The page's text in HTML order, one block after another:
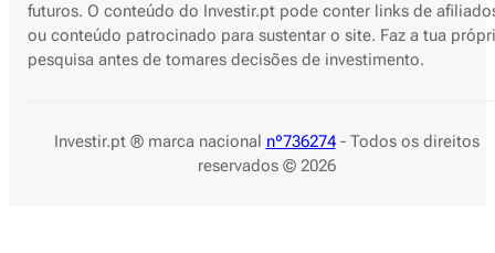
futuros. O conteúdo do Investir.pt pode conter links de
ou conteúdo patrocinado para sustentar o site. Faz a tua
pesquisa antes de tomares decisões de investimento.
Investir.pt ® marca nacional nº736274- Todos os direitos
reservados © 2026